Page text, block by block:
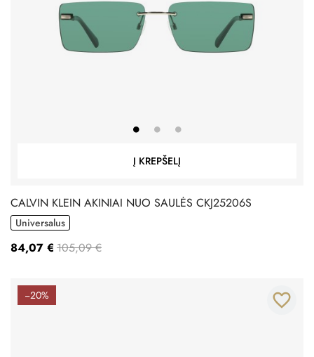
Į KREPŠELĮ
CALVIN KLEIN AKINIAI NUO SAULĖS CKJ25206S
Universalus
84,07 € 105,09 €
−20% favorite_border